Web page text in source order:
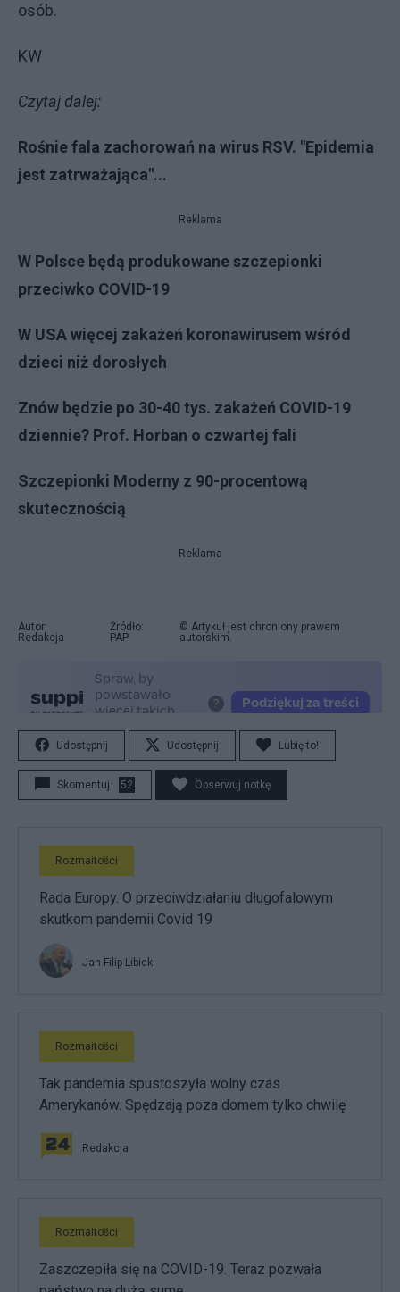
osób.
KW
Czytaj dalej:
Rośnie fala zachorowań na wirus RSV. "Epidemia
jest zatrważająca"...
Reklama
W Polsce będą produkowane szczepionki
przeciwko COVID-19
W USA więcej zakażeń koronawirusem wśród
dzieci niż dorosłych
Znów będzie po 30-40 tys. zakażeń COVID-19
dziennie? Prof. Horban o czwartej fali
Szczepionki Moderny z 90-procentową
skutecznością
Reklama
Autor:
Redakcja
Źródło:
PAP
© Artykuł jest chroniony prawem
autorskim.
Udostępnij Udostępnij Lubię to!
Skomentuj 52 Obserwuj notkę
Rozmaitości
Rada Europy. O przeciwdziałaniu długofalowym
skutkom pandemii Covid 19
Jan Filip Libicki
Rozmaitości
Tak pandemia spustoszyła wolny czas
Amerykanów. Spędzają poza domem tylko chwilę
Redakcja
Rozmaitości
Zaszczepiła się na COVID-19. Teraz pozwała